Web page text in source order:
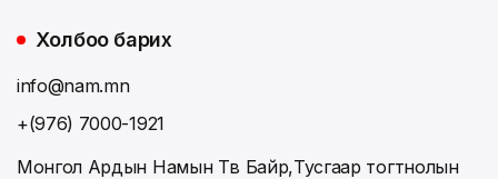
Холбоо барих
info@nam.mn
+(976) 7000-1921
Монгол Ардын Намын Төв Байр,Тусгаар тогтнолын